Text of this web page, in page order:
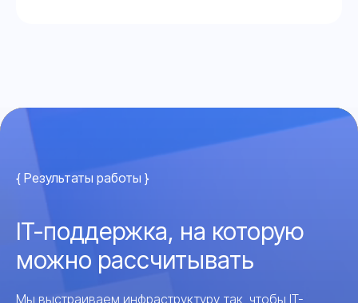
{ Результаты работы }
IT-поддержка, на которую
можно рассчитывать
Мы выстраиваем инфраструктуру так, чтобы IT-